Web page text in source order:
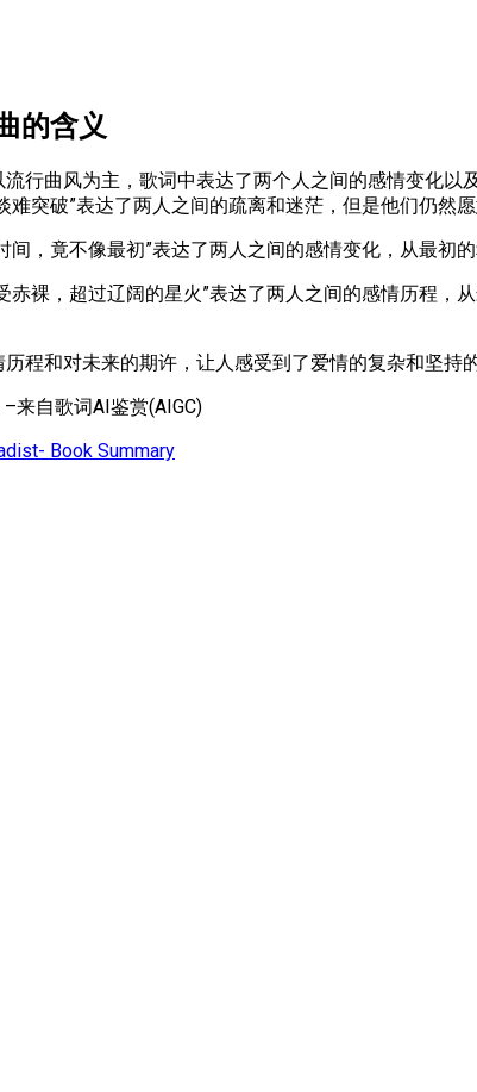
的含义
行曲风为主，歌词中表达了两个人之间的感情变化
突破”表达了两人之间的疏离和迷茫，但是他们仍然
，竟不像最初”表达了两人之间的感情变化，从最初
赤裸，超过辽阔的星火”表达了两人之间的感情历程
程和对未来的期许，让人感受到了爱情的复杂和坚持的
来自歌词AI鉴赏(AIGC)
Book Summary